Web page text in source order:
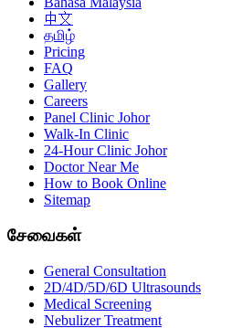
中文
தமிழ்
Pricing
FAQ
Gallery
Careers
Panel Clinic Johor
Walk-In Clinic
24-Hour Clinic Johor
Doctor Near Me
How to Book Online
Sitemap
சேவைகள்
General Consultation
2D/4D/5D/6D Ultrasounds
Medical Screening
Nebulizer Treatment